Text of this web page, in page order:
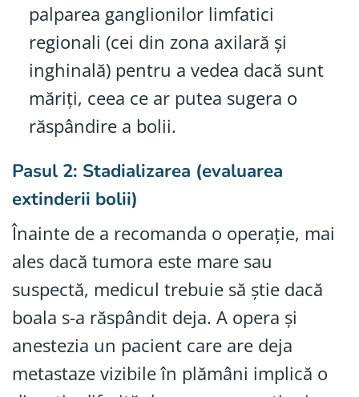
palparea ganglionilor limfatici
regionali (cei din zona axilară și
inghinală) pentru a vedea dacă sunt
măriți, ceea ce ar putea sugera o
răspândire a bolii.
Pasul 2: Stadializarea (evaluarea
extinderii bolii)
Înainte de a recomanda o operație, mai
ales dacă tumora este mare sau
suspectă, medicul trebuie să știe dacă
boala s-a răspândit deja. A opera și
anestezia un pacient care are deja
metastaze vizibile în plămâni implică o